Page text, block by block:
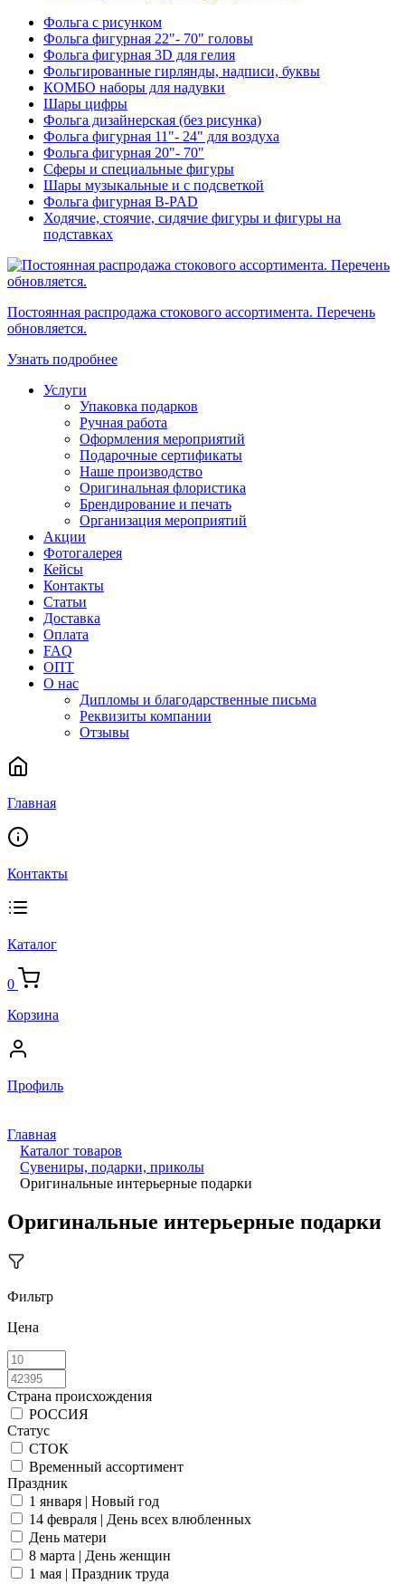
Фольга с рисунком
Фольга фигурная 22"- 70" головы
Фольга фигурная 3D для гелия
Фольгированные гирлянды, надписи, буквы
КОМБО наборы для надувки
Шары цифры
Фольга дизайнерская (без рисунка)
Фольга фигурная 11"- 24" для воздуха
Фольга фигурная 20"- 70"
Сферы и специальные фигуры
Шары музыкальные и с подсветкой
Фольга фигурная B-PAD
Ходячие, стоячие, сидячие фигуры и фигуры на
подставках
Постоянная распродажа стокового ассортимента. Перечень
обновляется.
Узнать подробнее
Услуги
Упаковка подарков
Ручная работа
Оформления мероприятий
Подарочные сертификаты
Наше производство
Оригинальная флористика
Брендирование и печать
Организация мероприятий
Акции
Фотогалерея
Кейсы
Контакты
Статьи
Доставка
Оплата
FAQ
ОПТ
О нас
Дипломы и благодарственные письма
Реквизиты компании
Отзывы
Главная
Контакты
Каталог
0
Корзина
Профиль
Главная
Каталог товаров
Сувениры, подарки, приколы
Оригинальные интерьерные подарки
Оригинальные интерьерные подарки
Фильтр
Цена
Страна происхождения
РОССИЯ
Статус
СТОК
Временный ассортимент
Праздник
1 января | Новый год
14 февраля | День всех влюбленных
День матери
8 марта | День женщин
1 мая | Праздник труда